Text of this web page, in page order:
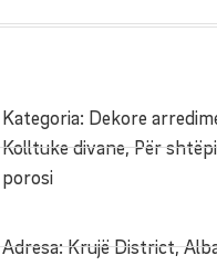
Kategoria: Dekore
Kolltuke divane, Për
porosi
Adresa:Krujë District,